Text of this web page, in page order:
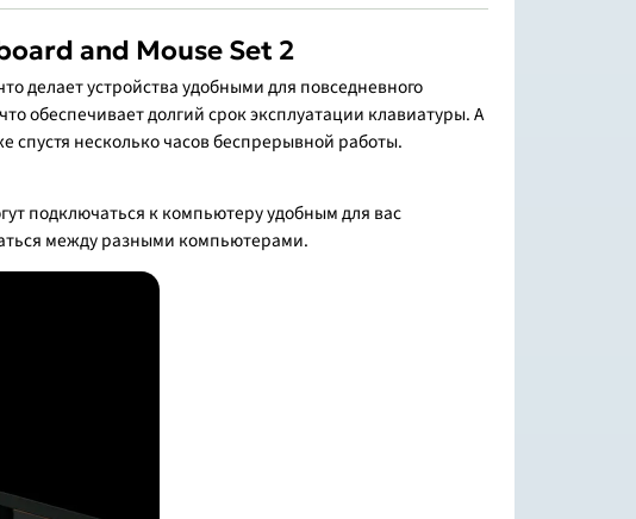
and Mouse Set 2
делает устройства удобными для повседневного
обеспечивает долгий срок эксплуатации клавиатуры. А
спустя несколько часов беспрерывной работы.
подключаться к компьютеру удобным для вас
между разными компьютерами.